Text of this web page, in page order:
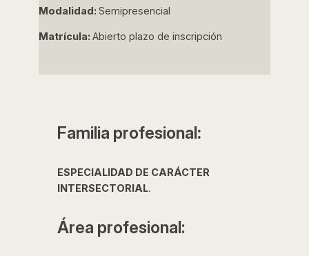
Modalidad: Semipresencial
Matrícula:Abierto plazo de inscripción
Familia profesional:
ESPECIALIDAD DE CARÁCTER
INTERSECTORIAL.
Área profesional: